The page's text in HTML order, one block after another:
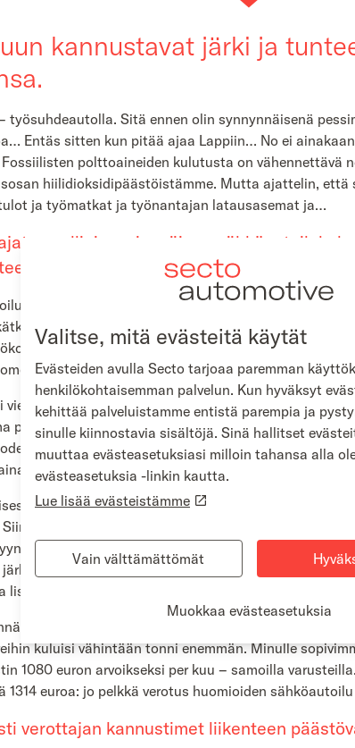
kannustavat järki ja
Sitä ennen olin synnynnäisenä
Entäs sitten kun pitää ajaa Lappiin… No ei
polttoaineiden kulutusta on vähennettävä
hiilidioksidipäästöistämme. Mutta ajattelin,
ja työmatkat ja työnantajan latausasemat ja…
ensimmäinen
lyömät laskelmat.
oli nimenomaisesti matka Lappiin.
ajomatkat eivät ole ongelma – suhailimme
puhumattakaan. Kiihtyvyys,
kokemuksen miellyttävyyden
vielä enemmän. Haastava kuljetusala nimittäin vaatii
pelkät polttoainesäästöt olivat kuukausittain suurin
laski kaverini. Sähköauton halvemmat
pääkaupunkiseudulla.
excel-laskelmasta. Sen iski pöydälle Secton
– ja tietysti kolmen pojan futisfaijana – tulee jo
tee mieli investoida määräänsä enempää.
huomioida autoedun verotusarvo ja sitten
jää silloin ruksimatta, vaikka mieli kuinka
säästö käyttövoimakuluissa olisi huomattava:
kuluisi vähintään tonni enemmän. Minulle
1080 euron arvoikseksi per kuu – samoilla
euroa: jo pelkkä verotus huomioiden
verottajan kannustimet liikenteen
Valitse, mitä evästeitä käytät
Evästeiden avulla Secto tarjoaa paremman
henkilökohtaisemman palvelun. Kun hyväksyt
kehittää palveluistamme entistä parempia ja
sinulle kiinnostavia sisältöjä. Sinä hallitset
muuttaa evästeasetuksiasi milloin tahansa alla
evästeasetuksia -linkin kautta.
Lue lisää evästeistämme
Vain välttämättömät
Muokkaa evästeasetuksia